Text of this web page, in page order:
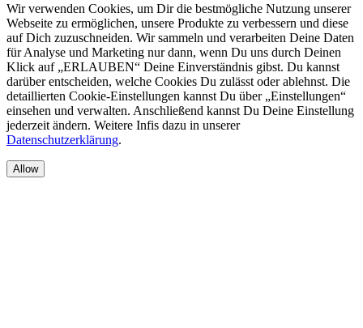
Wir verwenden Cookies, um Dir die bestmögliche Nutzung unserer
Webseite zu ermöglichen, unsere Produkte zu verbessern und diese
auf Dich zuzuschneiden. Wir sammeln und verarbeiten Deine Daten
für Analyse und Marketing nur dann, wenn Du uns durch Deinen
Klick auf „ERLAUBEN“ Deine Einverständnis gibst. Du kannst
darüber entscheiden, welche Cookies Du zulässt oder ablehnst. Die
detaillierten Cookie-Einstellungen kannst Du über „Einstellungen“
einsehen und verwalten. Anschließend kannst Du Deine Einstellung
jederzeit ändern. Weitere Infis dazu in unserer
Datenschutzerklärung.
Allow